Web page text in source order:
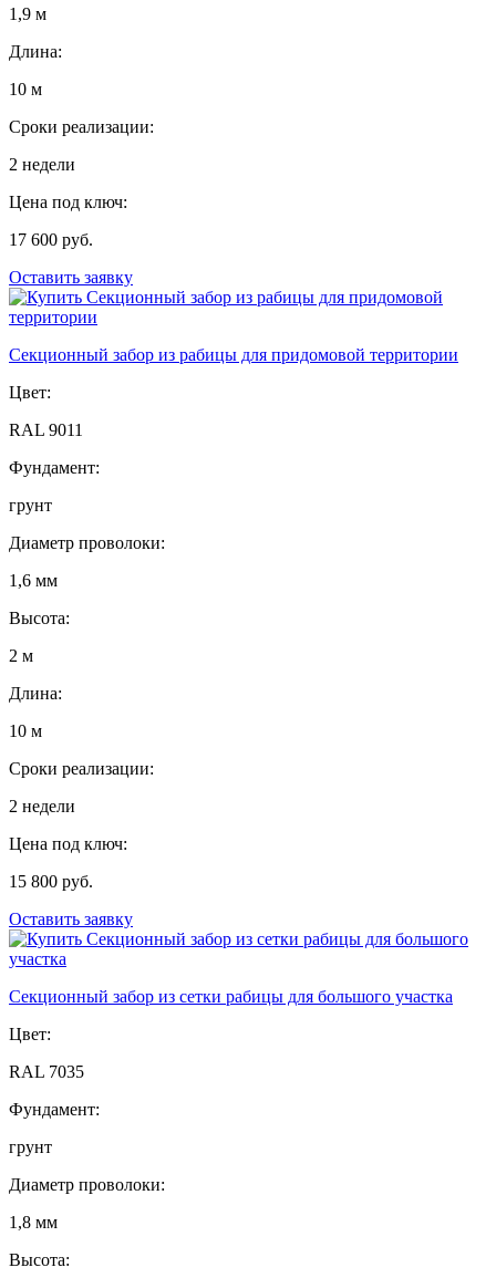
1,9 м
Длина:
10 м
Сроки реализации:
2 недели
Цена под ключ:
17 600 руб.
Оставить заявку
Секционный забор из рабицы для придомовой территории
Цвет:
RAL 9011
Фундамент:
грунт
Диаметр проволоки:
1,6 мм
Высота:
2 м
Длина:
10 м
Сроки реализации:
2 недели
Цена под ключ:
15 800 руб.
Оставить заявку
Секционный забор из сетки рабицы для большого участка
Цвет:
RAL 7035
Фундамент:
грунт
Диаметр проволоки:
1,8 мм
Высота: